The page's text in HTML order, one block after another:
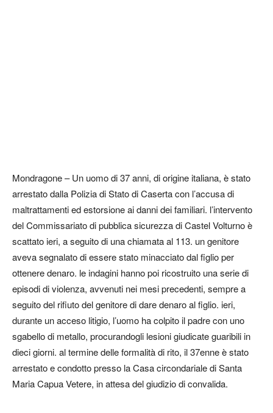
Mondragone – Un uomo di 37 anni, di origine italiana, è stato
arrestato dalla Polizia di Stato di Caserta con l’accusa di
maltrattamenti ed estorsione ai danni dei familiari. l’intervento
del Commissariato di pubblica sicurezza di Castel Volturno è
scattato ieri, a seguito di una chiamata al 113. un genitore
aveva segnalato di essere stato minacciato dal figlio per
ottenere denaro. le indagini hanno poi ricostruito una serie di
episodi di violenza, avvenuti nei mesi precedenti, sempre a
seguito del rifiuto del genitore di dare denaro al figlio. ieri,
durante un acceso litigio, l’uomo ha colpito il padre con uno
sgabello di metallo, procurandogli lesioni giudicate guaribili in
dieci giorni. al termine delle formalità di rito, il 37enne è stato
arrestato e condotto presso la Casa circondariale di Santa
Maria Capua Vetere, in attesa del giudizio di convalida.